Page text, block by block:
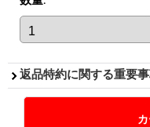
返品特約に関する重要